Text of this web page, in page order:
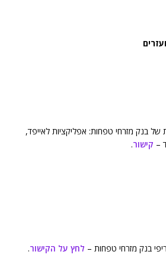
של בנק מזרחי טפחות: אפליקציות לאייפד,
– קישור.
בנק מזרחי טפחות – לחץ על הקישור.